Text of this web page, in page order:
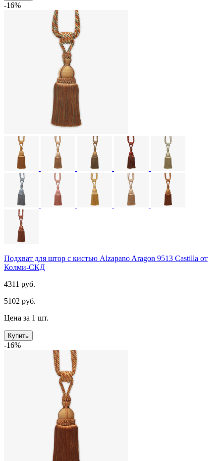
-16%
Подхват для штор с кистью Alzapano Aragon 9513 Castilla от
Колми-СКД
4311 руб.
5102 руб.
Цена за 1 шт.
Купить
-16%